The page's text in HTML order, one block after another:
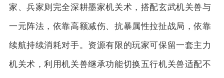
家、兵家则完全深耕墨家机关术，搭配玄武机关兽与
一元阵法，依靠高额减伤、抗暴属性拉扯战局，依靠
续航持续消耗对手。资源有限的玩家可保留一套主力
机关术，利用机关兽继承功能切换五行机关兽适配不